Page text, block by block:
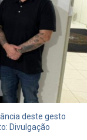
deste gesto
Divulgação